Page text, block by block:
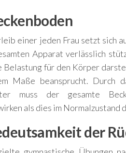
einer jeden Frau setzt sich
Apparat verlässlich
Belastung für den Körper
Maße beansprucht. Durch
muss der gesamte
als dies im Normalzustand
der